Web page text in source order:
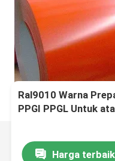
Ral9010 Warna
PPGI PPGL Untuk
Harga terbaik